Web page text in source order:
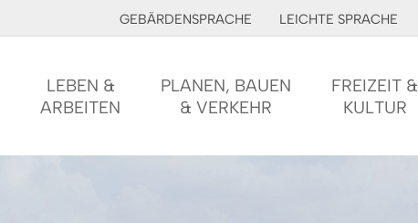
GEBÄRDENSPRACHE LEICHTE SPRACHE
LEBEN &
ARBEITEN
PLANEN, BAUEN
& VERKEHR
FREIZEIT &
KULTUR